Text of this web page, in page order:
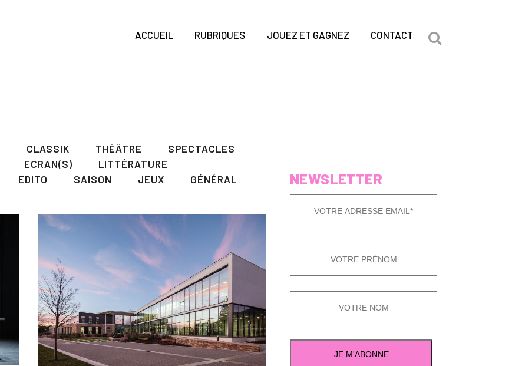
ACCUEIL RUBRIQUES JOUEZ ET GAGNEZ CONTACT
CLASSIK THÉÂTRE
SPECTACLES
ECRAN(S)
LITTÉRATURE
EDITO SAISON JEUX GÉNÉRAL NEWSLETTER